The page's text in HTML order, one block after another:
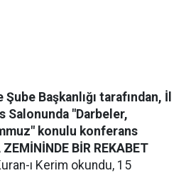
Başkanlığı tarafından, İl
Salonunda "Darbeler,
konulu konferans
ZEMİNİNDE BİR REKABET
ı Kerim okundu, 15